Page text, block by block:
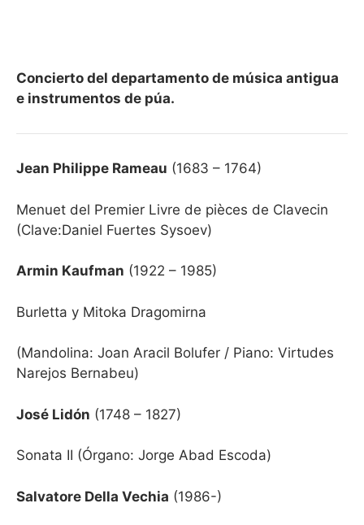
Concierto del departamento de música antigua
e instrumentos de púa.
Jean Philippe Rameau (1683 – 1764)
Menuet del Premier Livre de pièces de Clavecin
(Clave:Daniel Fuertes Sysoev)
Armin Kaufman (1922 – 1985)
Burletta y Mitoka Dragomirna
(Mandolina: Joan Aracil Bolufer / Piano: Virtudes
Narejos Bernabeu)
José Lidón (1748 – 1827)
Sonata II (Órgano: Jorge Abad Escoda)
Salvatore Della Vechia (1986-)